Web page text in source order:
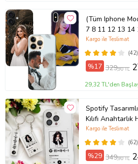
(Tüm Iphone
7 8 11 12 13 14
Plus Mini Kişiye Özel Resimli
Fotoğraflı Kılıf(42)
Kargo ile Teslimat
%17 329,90 TL
29,32 TL'den
Spotify
Kılıfı
Telefon Kılıfları
(62)
Kargo ile Teslimat
%29 349,90 TL